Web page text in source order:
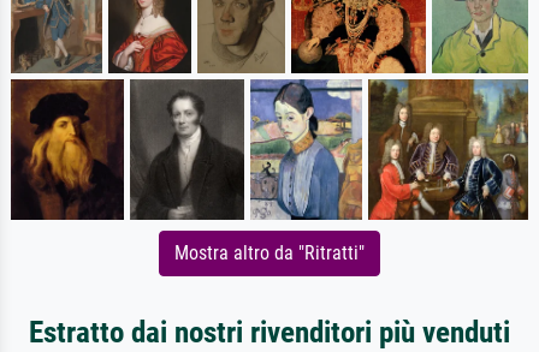
Mostra altro da "Ritratti"
Estratto dai nostri rivenditori più venduti